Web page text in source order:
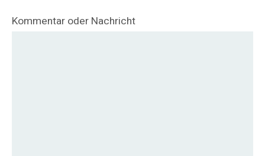
Kommentar oder Nachricht